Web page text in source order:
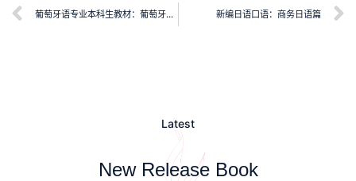
葡萄牙语专业本科生教材：葡萄牙语综合教程（2）学生用书 新编日语口语：商务日语篇
Latest
New Release Book